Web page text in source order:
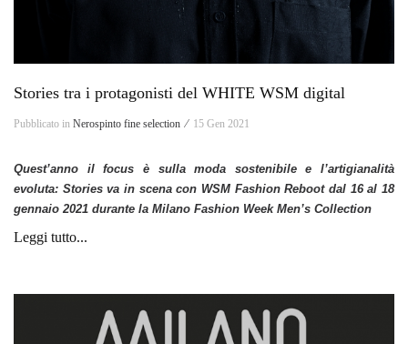
Stories tra i protagonisti del WHITE WSM digital
Pubblicato in Nerospinto fine selection ⁄ 15 Gen 2021
Quest’anno il focus è sulla moda sostenibile e l’artigianalità
evoluta: Storiesva in scena con WSM Fashion Reboot dal 16 al 18
gennaio 2021 durante la Milano Fashion Week Men’s Collection
Leggi tutto...